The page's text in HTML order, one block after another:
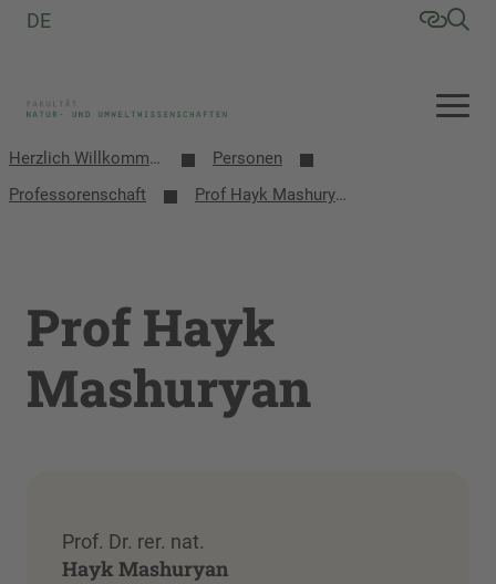
DE
Herzlich Willkommen an der Fakultät Natur- und Umweltwissenschaften
Personen
Professorenschaft
Prof Hayk Mashuryan
Prof Hayk
Mashuryan
Prof. Dr. rer. nat.
Hayk Mashuryan